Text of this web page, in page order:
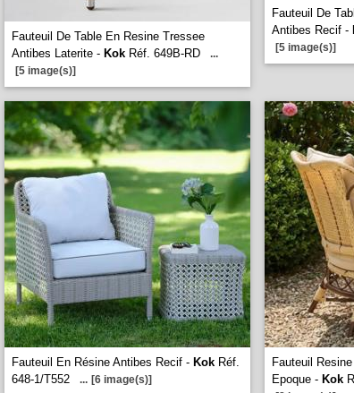
Fauteuil De Table En Resine Tressee
Antibes Laterite - Kok Réf. 649B-RD
...
[5 image(s)]
Fauteuil De
Antibes Recif -
[5 image(s)]
Fauteuil En Résine Antibes Recif - Kok Réf.
648-1/T552
... [6 image(s)]
Fauteuil
Epoque - Kok